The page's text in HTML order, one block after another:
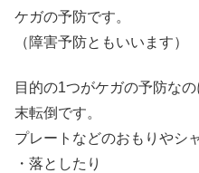
ケガの予防です。
（障害予防ともいいます）
目的の1つがケガの予防な
末転倒です。
プレートなどのおもりやシ
・落としたり